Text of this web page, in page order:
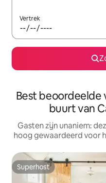
Vertrek
Best beoordeelde
buurt van
Gasten zijn unaniem:
hoog gewaardeerd voor
Superhost
Superhost